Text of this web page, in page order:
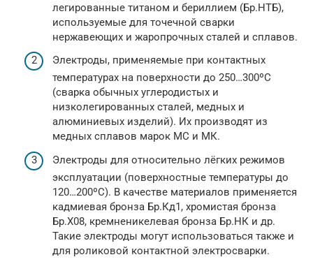
легированные титаном и бериллием (Бр.НТБ),
используемые для точечной сварки
нержавеющих и жаропрочных сталей и сплавов.
Электроды, применяемые при контактных
температурах на поверхности до 250…300ºС
(сварка обычных углеродистых и
низколегированных сталей, медных и
алюминиевых изделий). Их производят из
медных сплавов марок МС и МК.
Электроды для относительно лёгких режимов
эксплуатации (поверхностные температуры до
120…200ºС). В качестве материалов применяется
кадмиевая бронза Бр.Кд1, хромистая бронза
Бр.Х08, кремненикелевая бронза Бр.НК и др.
Такие электроды могут использоваться также и
для роликовой контактной электросварки.